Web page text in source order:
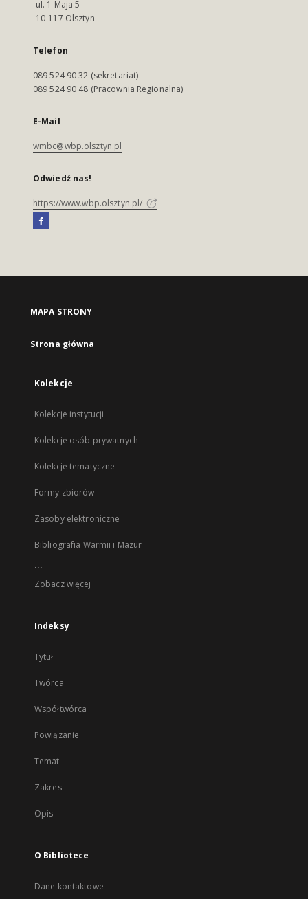
ul. 1 Maja 5
10-117 Olsztyn
Telefon
089 524 90 32 (sekretariat)
089 524 90 48 (Pracownia Regionalna)
E-Mail
wmbc@wbp.olsztyn.pl
Odwiedź nas!
https://www.wbp.olsztyn.pl/
MAPA STRONY
Strona główna
Kolekcje
Kolekcje instytucji
Kolekcje osób prywatnych
Kolekcje tematyczne
Formy zbiorów
Zasoby elektroniczne
Bibliografia Warmii i Mazur
...
Zobacz więcej
Indeksy
Tytuł
Twórca
Współtwórca
Powiązanie
Temat
Zakres
Opis
O Bibliotece
Dane kontaktowe